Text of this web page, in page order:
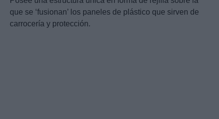
que se ‘fusionan’ los paneles de plástico que sirven de
carrocería y protección.